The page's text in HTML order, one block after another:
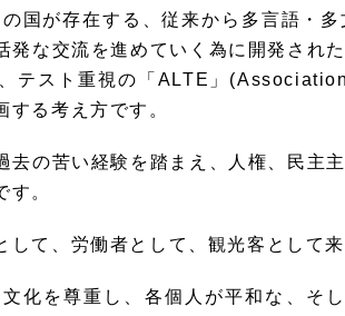
国が存在する、従来から多言語・
発な交流を進めていく為に開発され
テスト重視の「ALTE」
る考え方です。
の苦い経験を踏まえ、人権、民主
。
て、労働者として、観光客として来
化を尊重し、各個人が平和な、そ